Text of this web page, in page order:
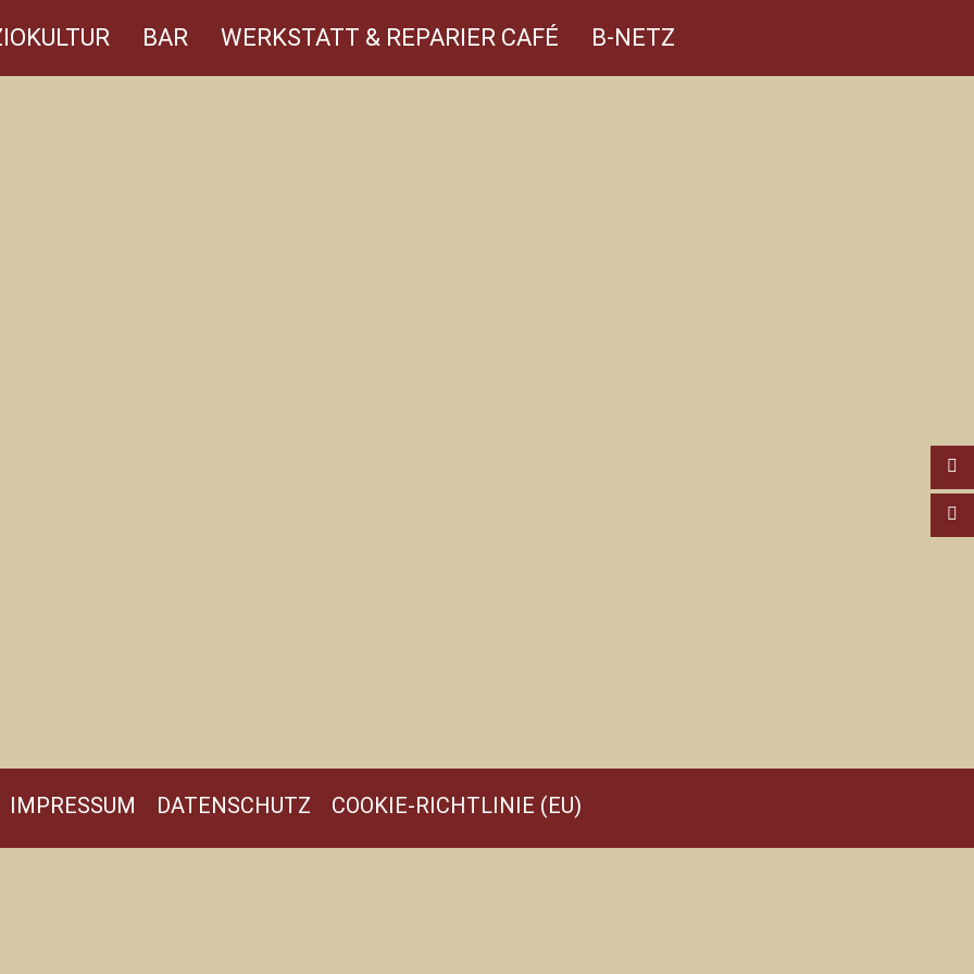
BAR WERKSTATT & REPARIER CAFÉ B-NETZ
IMPRESSUM DATENSCHUTZ COOKIE-RICHTLINIE (EU)